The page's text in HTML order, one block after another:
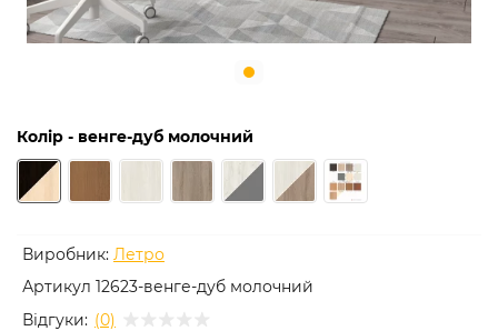
Колір - венге-дуб молочний
Виробник: Летро
Артикул 12623-венге-дуб молочний
Відгуки: (0)